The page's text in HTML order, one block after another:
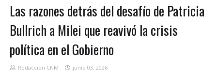
Las razones detrás del desafío de Patricia
Bullrich a Milei que reavivó la crisis
política en el Gobierno
Redacción CNM junio 03, 2026